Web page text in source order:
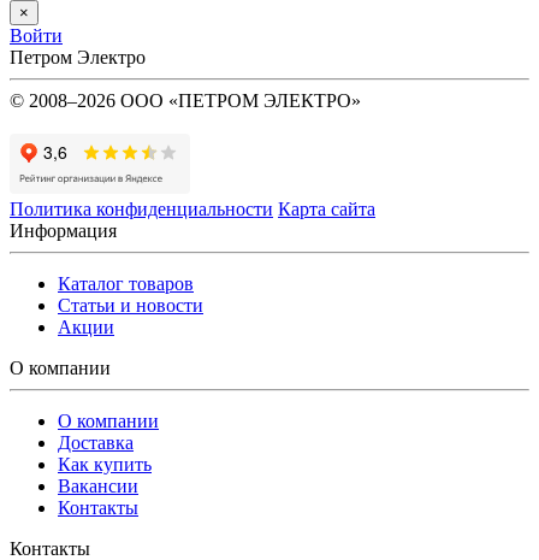
×
Войти
Петром Электро
© 2008–2026 ООО «ПЕТРОМ ЭЛЕКТРО»
Политика конфиденциальности Карта сайта
Информация
Каталог товаров
Статьи и новости
Акции
О компании
О компании
Доставка
Как купить
Вакансии
Контакты
Контакты